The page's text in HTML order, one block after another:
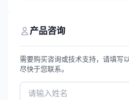
产品咨询
需要购买咨询或技术支持，请填写
尽快于您联系。